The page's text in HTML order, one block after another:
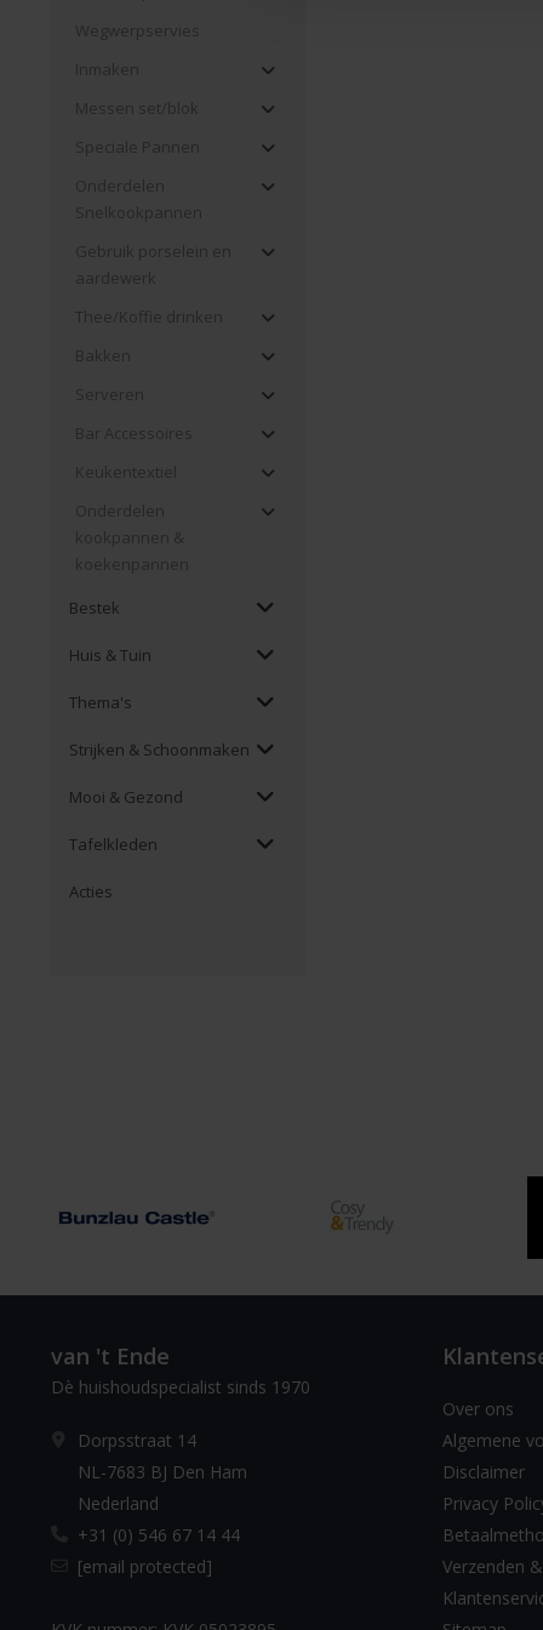
Wegwerpservies
Inmaken
Messen set/blok
Speciale Pannen
Onderdelen
Snelkookpannen
Gebruik porselein en
aardewerk
Thee/Koffie drinken
Bakken
Serveren
Bar Accessoires
Keukentextiel
Onderdelen
kookpannen &
koekenpannen
Bestek
Huis & Tuin
Thema's
Strijken & Schoonmaken
Mooi & Gezond
Tafelkleden
Acties
van 't Ende
Dè huishoudspecialist sinds 1970
Dorpsstraat 14
NL-7683 BJ Den Ham
Nederland
+31 (0) 546 67 14 44
[email protected]
Over ons
Algemene
Disclaimer
Privacy
Verzenden